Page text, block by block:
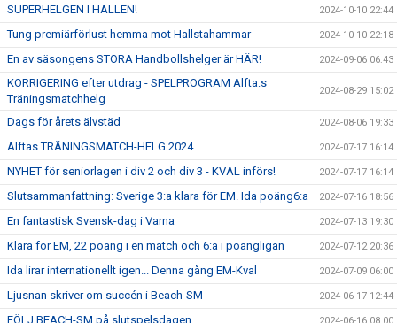
SUPERHELGEN I HALLEN! 2024-10-10 22:44
Tung premiärförlust hemma mot Hallstahammar 2024-10-10 22:18
En av säsongens STORA Handbollshelger är HÄR! 2024-09-06 06:43
KORRIGERING efter utdrag - SPELPROGRAM Alfta:s
Träningsmatchhelg
2024-08-29 15:02
Dags för årets älvstäd 2024-08-06 19:33
Alftas TRÄNINGSMATCH-HELG 2024 2024-07-17 16:14
NYHET för seniorlagen i div 2 och div 3 - KVAL införs! 2024-07-17 16:14
Slutsammanfattning: Sverige 3:a klara för EM. Ida poäng6:a 2024-07-16 18:56
En fantastisk Svensk-dag i Varna 2024-07-13 19:30
Klara för EM, 22 poäng i en match och 6:a i poängligan 2024-07-12 20:36
Ida lirar internationellt igen... Denna gång EM-Kval 2024-07-09 06:00
Ljusnan skriver om succén i Beach-SM 2024-06-17 12:44
FÖLJ BEACH-SM på slutspelsdagen 2024-06-16 08:00